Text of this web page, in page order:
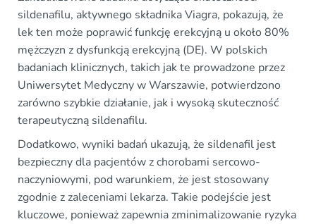
sildenafilu, aktywnego składnika Viagra, pokazują, że
lek ten może poprawić funkcję erekcyjną u około 80%
mężczyzn z dysfunkcją erekcyjną (DE). W polskich
badaniach klinicznych, takich jak te prowadzone przez
Uniwersytet Medyczny w Warszawie, potwierdzono
zarówno szybkie działanie, jak i wysoką skuteczność
terapeutyczną sildenafilu.
Dodatkowo, wyniki badań ukazują, że sildenafil jest
bezpieczny dla pacjentów z chorobami sercowo-
naczyniowymi, pod warunkiem, że jest stosowany
zgodnie z zaleceniami lekarza. Takie podejście jest
kluczowe, ponieważ zapewnia zminimalizowanie ryzyka